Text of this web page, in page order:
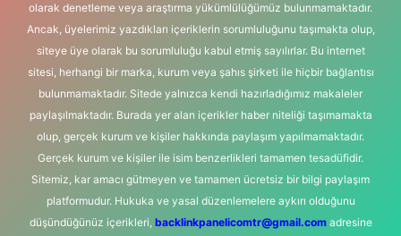
olarak denetleme veya araştırma yükümlülüğümüz bulunmamaktadır.
Ancak, üyelerimiz yazdıkları içeriklerin sorumluluğunu taşımakta olup,
siteye üye olarak bu sorumluluğu kabul etmiş sayılırlar. Bu internet
sitesi, herhangi bir marka, kurum veya şahıs şirketi ile hiçbir bağlantısı
bulunmamaktadır. Sitede yalnızca kendi hazırladığımız makaleler
paylaşılmaktadır. Burada yer alan içerikler haber niteliği taşımamakta
olup, gerçek kurum ve kişiler hakkında paylaşım yapılmamaktadır.
Gerçek kurum ve kişiler ile isim benzerlikleri tamamen tesadüfidir.
Sitemiz, kar amacı gütmeyen ve tamamen ücretsiz bir bilgi paylaşım
platformudur. Hukuka ve yasal düzenlemelere aykırı olduğunu
düşündüğünüz içerikleri, backlinkpanelicomtr@gmail.comadresine